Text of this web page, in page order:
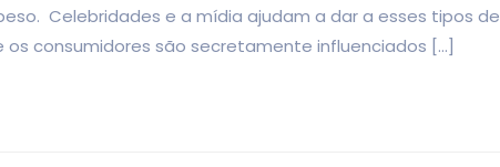
Celebridades e a mídia ajudam a dar a esses tipos de
consumidores são secretamente influenciados […]